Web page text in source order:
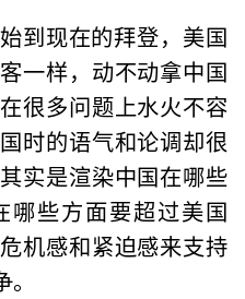
到现在的拜登，美国
一样，动不动拿中国
很多问题上水火不容
时的语气和论调却很
实是渲染中国在哪些
哪些方面要超过美国
机感和紧迫感来支持